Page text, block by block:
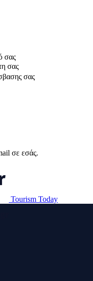
σας
σας
σας
σε εσάς.
Tourism Today